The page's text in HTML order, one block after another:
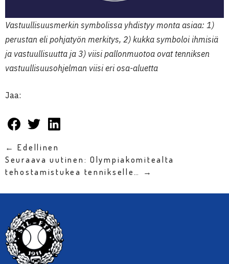
Vastuullisuusmerkin symbolissa yhdistyy monta asiaa: 1)
perustan eli pohjatyön merkitys, 2) kukka symboloi ihmisiä
ja vastuullisuutta ja 3) viisi pallonmuotoa ovat tenniksen
vastuullisuusohjelman viisi eri osa-aluetta
Jaa:
← Edellinen
Seuraava uutinen: Olympiakomitealta
tehostamistukea tennikselle… →